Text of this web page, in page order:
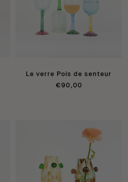
Le verre Pois de senteur
€90,00